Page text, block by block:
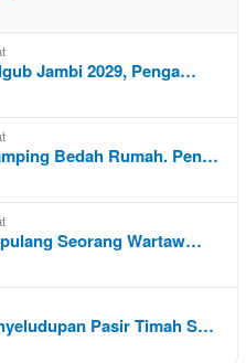
Jambi 2029, Penga…
Bedah Rumah. Pen…
Seorang Wartaw…
Pasir Timah S…